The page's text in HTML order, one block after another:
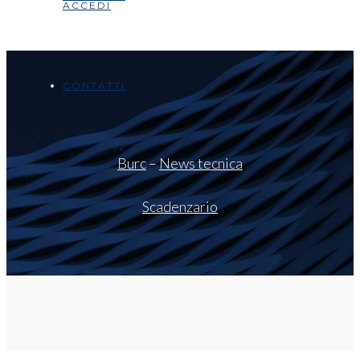
ACCEDI
CONTATTI
Burc–News tecnica
Scadenzario